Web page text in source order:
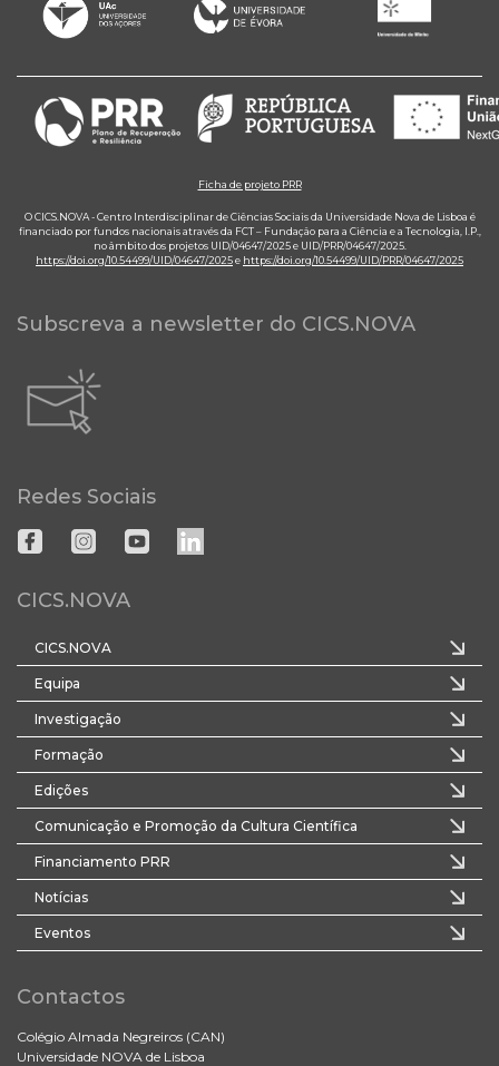
Ficha de projeto PRR
O CICS.NOVA - Centro Interdisciplinar de Ciências Sociais da Universidade Nova de Lisboa é
financiado por fundos nacionais através da FCT – Fundação para a Ciência e a Tecnologia, I.P.,
no âmbito dos projetos UID/04647/2025 e UID/PRR/04647/2025.
https://doi.org/10.54499/UID/04647/2025e https://doi.org/10.54499/UID/PRR/04647/2025
Subscreva a newsletter do CICS.NOVA
Redes Sociais
CICS.NOVA
CICS.NOVA
Equipa
Investigação
Formação
Edições
Comunicação e Promoção da Cultura Científica
Financiamento PRR
Notícias
Eventos
Contactos
Colégio Almada Negreiros (CAN)
Universidade NOVA de Lisboa